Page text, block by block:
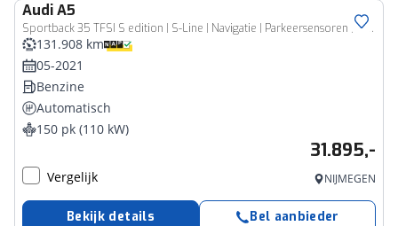
AudiA5
Sportback 35 TFSI S edition | S-Line | Navigatie | Parkeersensoren | Climate Control | All-Season Banden |
131.908 km
05-2021
Benzine
Automatisch
150 pk (110 kW)
31.895,-
Vergelijk NIJMEGEN
Bekijk details Bel aanbieder